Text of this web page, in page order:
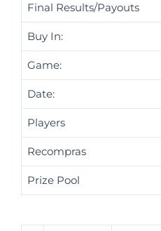
Final Results/Payouts
Buy In:
Game:
Date:
Players
Recompras
Prize Pool